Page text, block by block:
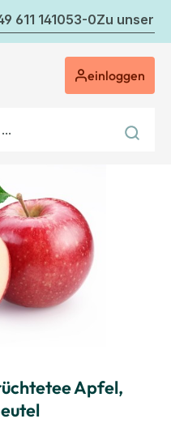
611 141053-0Zu
einloggen
Apfel,